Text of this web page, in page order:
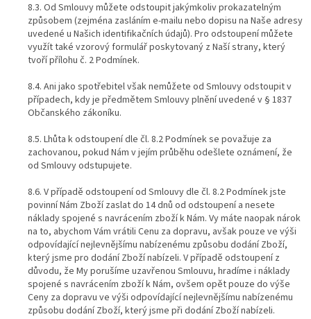
8.3. Od Smlouvy můžete odstoupit jakýmkoliv prokazatelným
způsobem (zejména zasláním e-mailu nebo dopisu na Naše adresy
uvedené u Našich identifikačních údajů). Pro odstoupení můžete
využít také vzorový formulář poskytovaný z Naší strany, který
tvoří přílohu č. 2 Podmínek.
8.4. Ani jako spotřebitel však nemůžete od Smlouvy odstoupit v
případech, kdy je předmětem Smlouvy plnění uvedené v § 1837
Občanského zákoníku.
8.5. Lhůta k odstoupení dle čl. 8.2 Podmínek se považuje za
zachovanou, pokud Nám v jejím průběhu odešlete oznámení, že
od Smlouvy odstupujete.
8.6. V případě odstoupení od Smlouvy dle čl. 8.2 Podmínek jste
povinní Nám Zboží zaslat do 14 dnů od odstoupení a nesete
náklady spojené s navrácením zboží k Nám. Vy máte naopak nárok
na to, abychom Vám vrátili Cenu za dopravu, avšak pouze ve výši
odpovídající nejlevnějšímu nabízenému způsobu dodání Zboží,
který jsme pro dodání Zboží nabízeli. V případě odstoupení z
důvodu, že My porušíme uzavřenou Smlouvu, hradíme i náklady
spojené s navrácením zboží k Nám, ovšem opět pouze do výše
Ceny za dopravu ve výši odpovídající nejlevnějšímu nabízenému
způsobu dodání Zboží, který jsme při dodání Zboží nabízeli.